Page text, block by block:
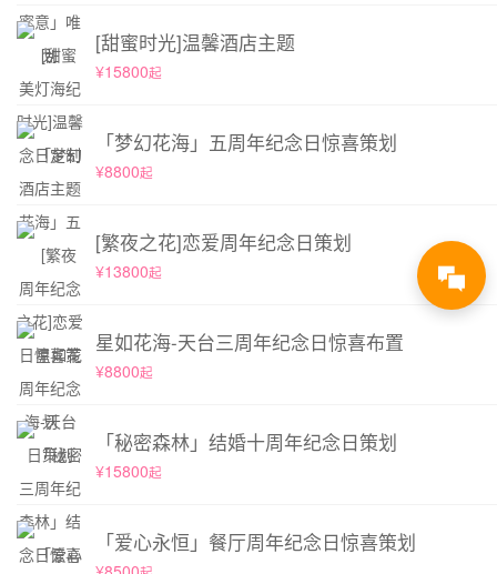
[甜蜜时光]温馨酒店主题
¥15800起
「梦幻花海」五周年纪念日惊喜策划
¥8800起
[繁夜之花]恋爱周年纪念日策划
¥13800起
星如花海-天台三周年纪念日惊喜布置
¥8800起
「秘密森林」结婚十周年纪念日策划
¥15800起
「爱心永恒」餐厅周年纪念日惊喜策划